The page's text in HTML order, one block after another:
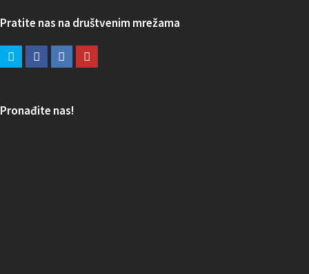
Pratite nas na društvenim mrežama
Pronađite nas!